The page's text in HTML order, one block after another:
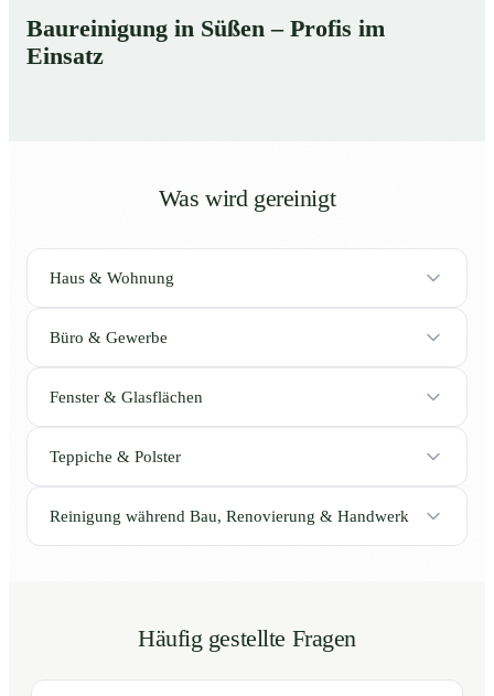
Baureinigung in Süßen – Profis im
Einsatz
Was wird gereinigt
Haus & Wohnung
Büro & Gewerbe
Fenster & Glasflächen
Teppiche & Polster
Reinigung während Bau, Renovierung & Handwerk
Häufig gestellte Fragen